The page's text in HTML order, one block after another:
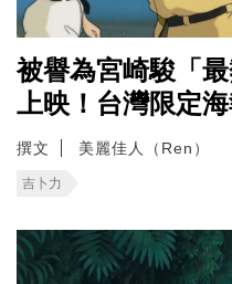
被譽為宮崎駿「
上映！台灣限定
撰文 美麗佳人（Ren）
吉卜力